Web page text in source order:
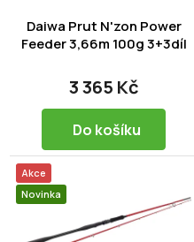
Daiwa Prut N'zon Power
Feeder 3,66m 100g 3+3díl
3 365 Kč
Do košíku
Akce
Novinka